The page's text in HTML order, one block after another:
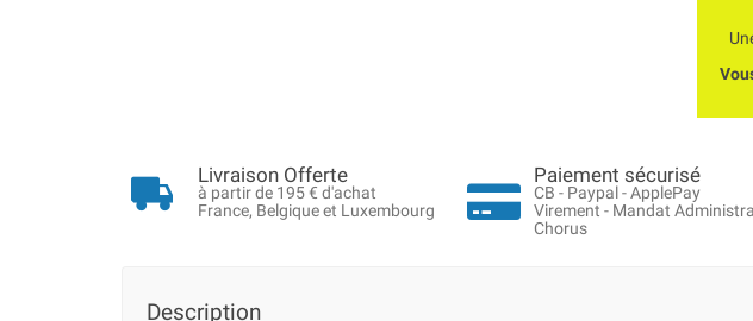
Livraison Offerte
à partir de 195 € d'achat
France, Belgique et Luxembourg
Paiement sécurisé
CB - Paypal - ApplePay
Virement - Mandat
Chorus
Description